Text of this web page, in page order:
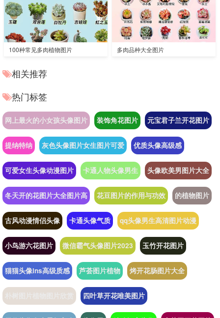
100种常见多肉植物图片 多肉品种大全图片
相关推荐
热门标签
网上最火的小女孩头像图片 装饰角花图片 元宝君子兰开花图片
提纳特纳 灰色头像图片女生图片可爱 优质头像高级感
可爱女生头像动漫图片 卡通人物头像男生 头像欧美男图片大全
冬天开的花图片大全图片高 花豆图片的作用与功效 的植物图片
古风动漫情侣头像 卡通头像气质 qq头像男生高清图片动漫
小鸟游六花图片 微信霸气头像图片2023 玉竹开花图片
猫猫头像ins高级质感 芦荟图片植物 烤开花肠图片大全
四叶草开花唯美图片